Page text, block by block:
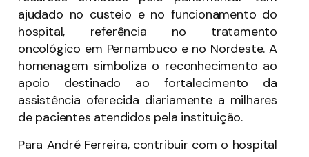
ajudado no custeio e no funcionamento do
hospital, referência no tratamento
oncológico em Pernambuco e no Nordeste. A
homenagem simboliza o reconhecimento ao
apoio destinado ao fortalecimento da
assistência oferecida diariamente a milhares
de pacientes atendidos pela instituição.
Para André Ferreira, contribuir com o hospital